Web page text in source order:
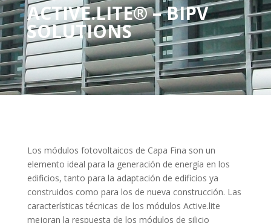
ACTIVE.LITE® – BIPV
SOLUTIONS
Los módulos fotovoltaicos de Capa Fina son un
elemento ideal para la generación de energía en los
edificios, tanto para la adaptación de edificios ya
construidos como para los de nueva construcción. Las
características técnicas de los módulos Active.lite
mejoran la respuesta de los módulos de silicio